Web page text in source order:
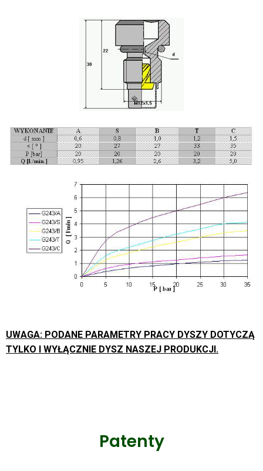
UWAGA: PODANE PARAMETRY PRACY DYSZY DOTYCZĄ
TYLKO I WYŁĄCZNIE DYSZ NASZEJ PRODUKCJI.
Patenty